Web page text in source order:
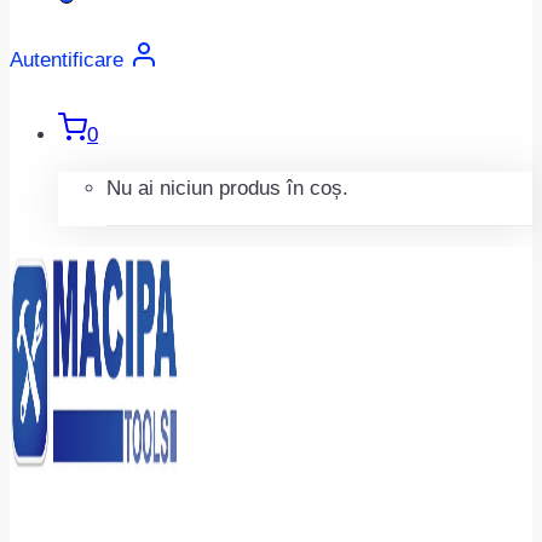
Autentificare
0
Nu ai niciun produs în coș.